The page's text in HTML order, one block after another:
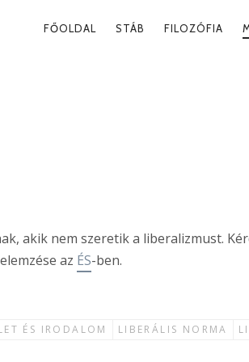
PRIMARY
FŐOLDAL STÁB FILOZÓFIA
akik nem szeretik a liberalizmust.
az ÉS-ben.
ÉS IRODALOM LIBERÁLIS NORMA